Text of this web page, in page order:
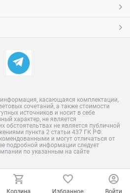
информация, касающаяся комплектации,
сочетаний, а также стоимости
источников и носит в себе
характер, не является
обстоятельтвах не является публичной
пункта 2 статьи 437 ГК РФ.
и могут отличаться от
подробной информации следует
по указанным на сайте
Корзина Избранное Войти